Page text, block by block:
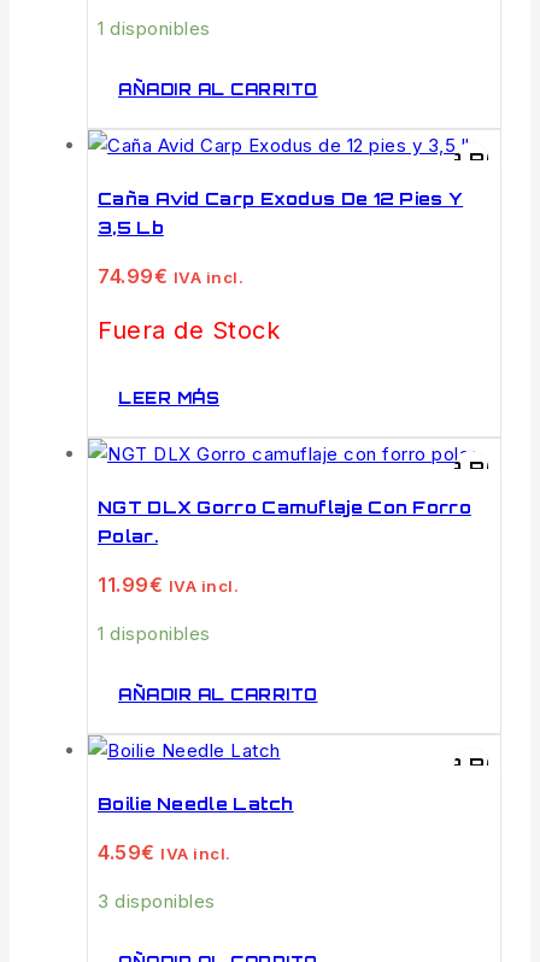
1 disponibles
AÑADIR AL CARRITO
VISTA
Caña Avid Carp Exodus De 12 Pies Y
3,5 Lb
74.99€ IVA incl.
Fuera de Stock
LEER MÁS
VISTA
NGT DLX Gorro Camuflaje Con Forro
Polar.
11.99€ IVA incl.
1 disponibles
AÑADIR AL CARRITO
VISTA
Boilie Needle Latch
4.59€ IVA incl.
3 disponibles